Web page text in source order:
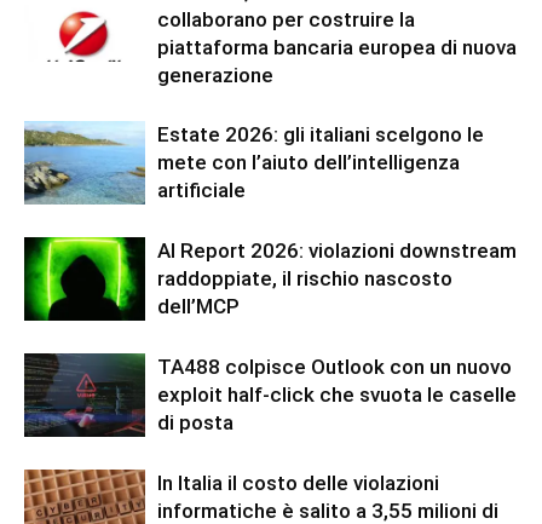
collaborano per costruire la
piattaforma bancaria europea di nuova
generazione
Estate 2026: gli italiani scelgono le
mete con l’aiuto dell’intelligenza
artificiale
AI Report 2026: violazioni downstream
raddoppiate, il rischio nascosto
dell’MCP
TA488 colpisce Outlook con un nuovo
exploit half-click che svuota le caselle
di posta
In Italia il costo delle violazioni
informatiche è salito a 3,55 milioni di